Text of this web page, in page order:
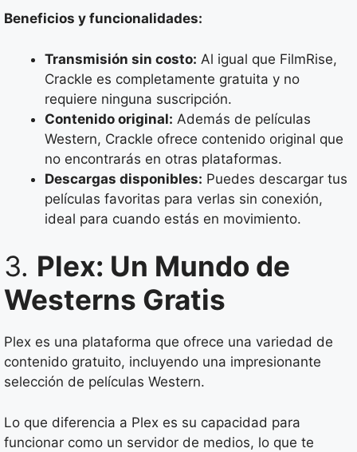
Beneficios y funcionalidades:
Transmisión sin costo: Al igual que FilmRise,
Crackle es completamente gratuita y no
requiere ninguna suscripción.
Contenido original: Además de películas
Western, Crackle ofrece contenido original que
no encontrarás en otras plataformas.
Descargas disponibles: Puedes descargar tus
películas favoritas para verlas sin conexión,
ideal para cuando estás en movimiento.
3. Plex: Un Mundo de
Westerns Gratis
Plex es una plataforma que ofrece una variedad de
contenido gratuito, incluyendo una impresionante
selección de películas Western.
Lo que diferencia a Plex es su capacidad para
funcionar como un servidor de medios, lo que te